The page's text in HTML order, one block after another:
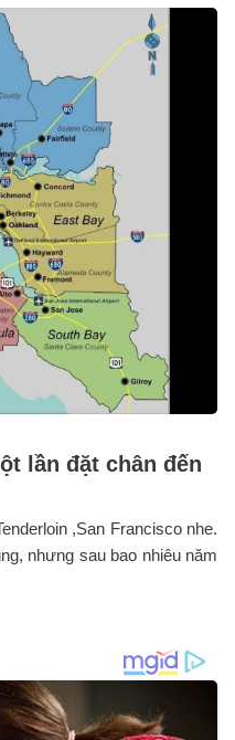
lần đặt chân đến
,San Francisco nhe.
nhưng sau bao nhiêu năm